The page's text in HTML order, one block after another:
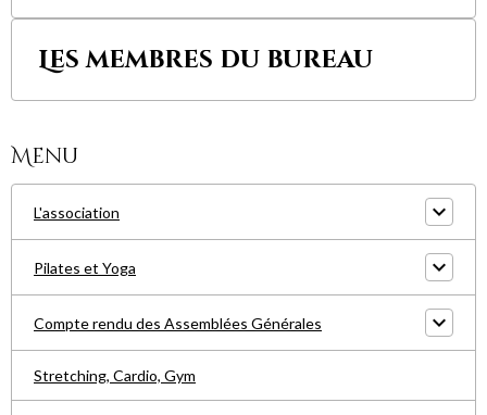
Les membres du bureau
Menu
L'association
Pilates et Yoga
Compte rendu des Assemblées Générales
Stretching, Cardio, Gym